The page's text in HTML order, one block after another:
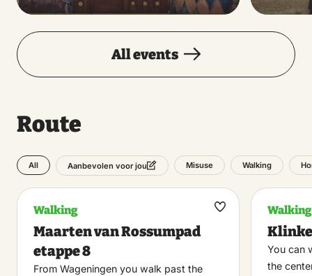
All events
Route
All Aanbevolen voor jou Misuse Walking
Walking
Maarten van Rossumpad
etappe 8
From Wageningen you walk past the
Maak
Walking
You can
the